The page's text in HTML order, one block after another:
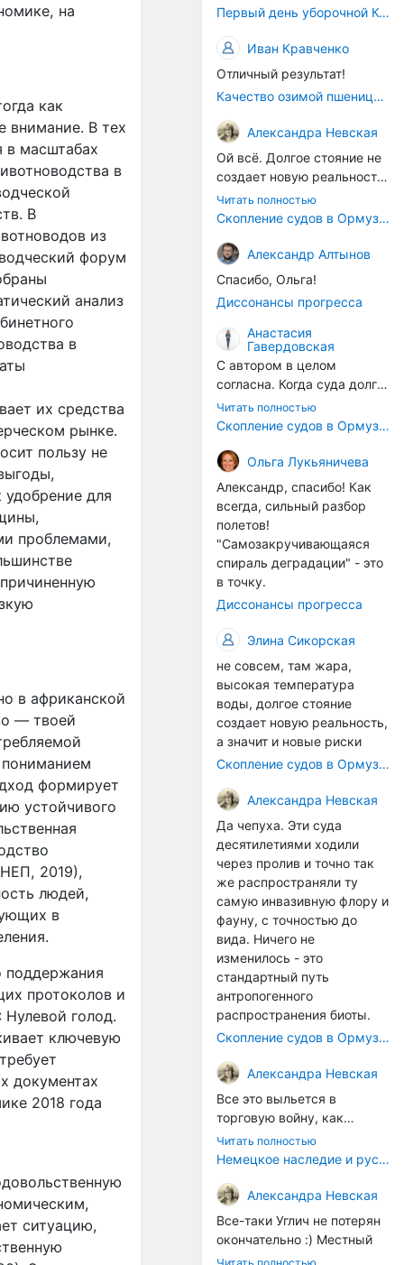
на
как
внимание. В тех
в масштабах
в
В
из
форум
анализ
в
их средства
рынке.
пользу не
для
проблемами,
в африканской
— твоей
формирует
устойчивого
2019),
людей,
в
поддержания
протоколов и
голод.
ключевую
документах
2018 года
ситуацию,
Первый день уборочной Компании 2026🫡Считаю открытым.
Иван Кравченко
Отличный результат!
Качество озимой пшеницы 2026 год
Александра Невская
Ой всё. Долгое стояние не
создает новую реальность.
Морские организмы всегда
накапливаются на судах.
на чистку от тех самых
организмов. И год за
годом, век за веком суда
разносят эти самые
организмы по пути
следования.
Читать полностью
Скопление судов в Ормузском проливе грозит катастрофическим распространением инвазивных видов
Александр Алтынов
Спасибо, Ольга!
Диссонансы прогресса
Анастасия
Гавердовская
С автором в целом
согласна. Когда суда долго
стоят в теплой воде, на их
корпусах активно
организмы, и потом они
могут быть перенесены в
другие регионы. Поэтому
проблема вполне реальная
— просто я бы говорила не
о неизбежной катастрофе,
а о повышенном риске,
который нельзя
игнорировать. А так да 👍
Читать полностью
Скопление судов в Ормузском проливе грозит катастрофическим распространением инвазивных видов
Ольга Лукьяничева
Александр, спасибо! Как
всегда, сильный разбор
полетов!
"Самозакручивающаяся
спираль деградации" - это
в точку.
Диссонансы прогресса
Элина Сикорская
не совсем, там жара,
высокая температура
воды, долгое стояние
создает новую реальность,
а значит и новые риски
Скопление судов в Ормузском проливе грозит катастрофическим распространением инвазивных видов
Александра Невская
Да чепуха. Эти суда
десятилетиями ходили
через пролив и точно так
же распространяли ту
самую инвазивную флору и
фауну, с точностью до
вида. Ничего не
изменилось - это
стандартный путь
антропогенного
распространения биоты.
Скопление судов в Ормузском проливе грозит катастрофическим распространением инвазивных видов
Александра Невская
Все это выльется в
торговую войну, как
печально известная война
за Адыгейский сыр. Собаки
Когда региональный
продукт начнут делать
многие мастера региона, а
не единицы энтузиастов,
Читать полностью
Немецкое наследие и русский характер: история колбасного дела в Российской империи
Александра Невская
Все-таки Углич не потерян
окончательно :) Местный
институт сыроделия